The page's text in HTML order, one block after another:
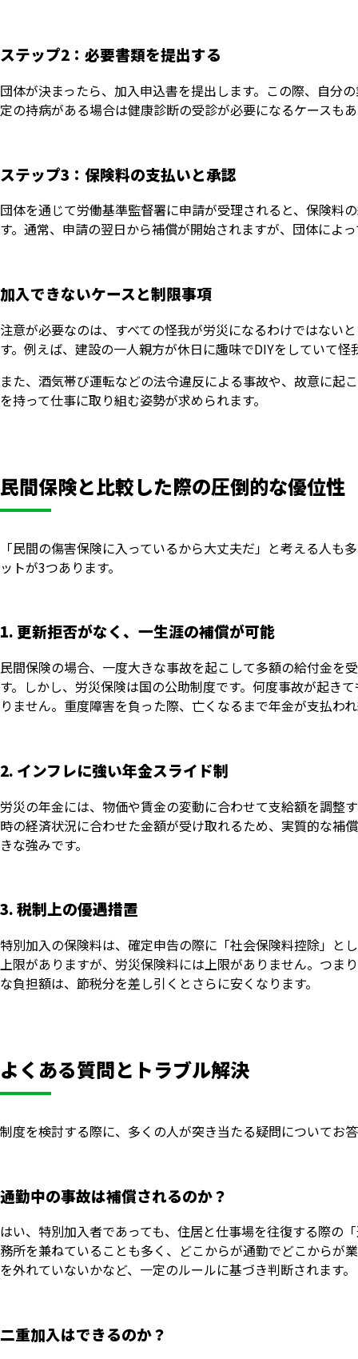
ステップ2：必要書類を提出する
団体が決まったら、加入申込書を提出します。この際、自分
定の持病がある場合は健康診断の受診が必要になるケースも
ステップ3：保険料の支払いと承認
団体を通じて労働基準監督署に申請が受理されると、保険料
す。通常、申請の翌日から補償が開始されますが、団体によ
加入できないケースと制限事項
注意が必要なのは、すべての怪我が労災になるわけではない
す。例えば、建設の一人親方が休日に趣味でDIYをしていて
また、酒気帯び運転などの法令違反による事故や、故意に起
を持って仕事に取り組む姿勢が求められます。
民間保険と比較した際の圧倒的な優位性
「民間の傷害保険に入っているから大丈夫だ」と考える人
ットが3つあります。
1. 更新拒否がなく、一生涯の補償が可能
民間保険の場合、一度大きな事故を起こして多額の給付金を
す。しかし、労災保険は国の公助制度です。何度事故が起き
りません。重度障害を負った際、亡くなるまで年金が支払わ
2. インフレに強い年金スライド制
労災の年金には、物価や賃金の変動に合わせて支給額を調整
時の経済状況に合わせた金額が受け取れるため、実質的な補
きな強みです。
3. 税制上の優遇措置
特別加入の保険料は、確定申告の際に「社会保険料控除」と
上限がありますが、労災保険料には上限がありません。つま
な負担額は、節税分を差し引くとさらに安くなります。
よくある質問とトラブル解決
制度を検討する際に、多くの人が突き当たる疑問についてお
通勤中の事故は補償されるのか？
はい、特別加入者であっても、住居と仕事場を往復する際の
務所を兼ねていることも多く、どこからが通勤でどこからが
を外れていないかなど、一定のルールに基づき判断されます。
二重加入はできるのか？